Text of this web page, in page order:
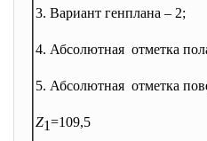
3. Вариант генплана – 2;
4. Абсолютная отметка
5. Абсолютная отметка
Z1=109,5